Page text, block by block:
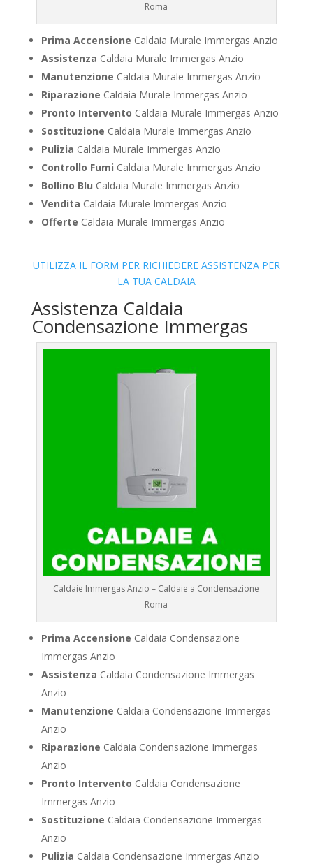
Roma
Prima Accensione Caldaia Murale Immergas Anzio
Assistenza Caldaia Murale Immergas Anzio
Manutenzione Caldaia Murale Immergas Anzio
Riparazione Caldaia Murale Immergas Anzio
Pronto Intervento Caldaia Murale Immergas Anzio
Sostituzione Caldaia Murale Immergas Anzio
Pulizia Caldaia Murale Immergas Anzio
Controllo Fumi Caldaia Murale Immergas Anzio
Bollino Blu Caldaia Murale Immergas Anzio
Vendita Caldaia Murale Immergas Anzio
Offerte Caldaia Murale Immergas Anzio
UTILIZZA IL FORM PER RICHIEDERE ASSISTENZA PER
LA TUA CALDAIA
Assistenza Caldaia
Condensazione Immergas
Caldaie Immergas Anzio – Caldaie a Condensazione
Roma
Prima Accensione Caldaia Condensazione
Immergas Anzio
Assistenza Caldaia Condensazione Immergas
Anzio
Manutenzione Caldaia Condensazione Immergas
Anzio
Riparazione Caldaia Condensazione Immergas
Anzio
Pronto Intervento Caldaia Condensazione
Immergas Anzio
Sostituzione Caldaia Condensazione Immergas
Anzio
Pulizia Caldaia Condensazione Immergas Anzio